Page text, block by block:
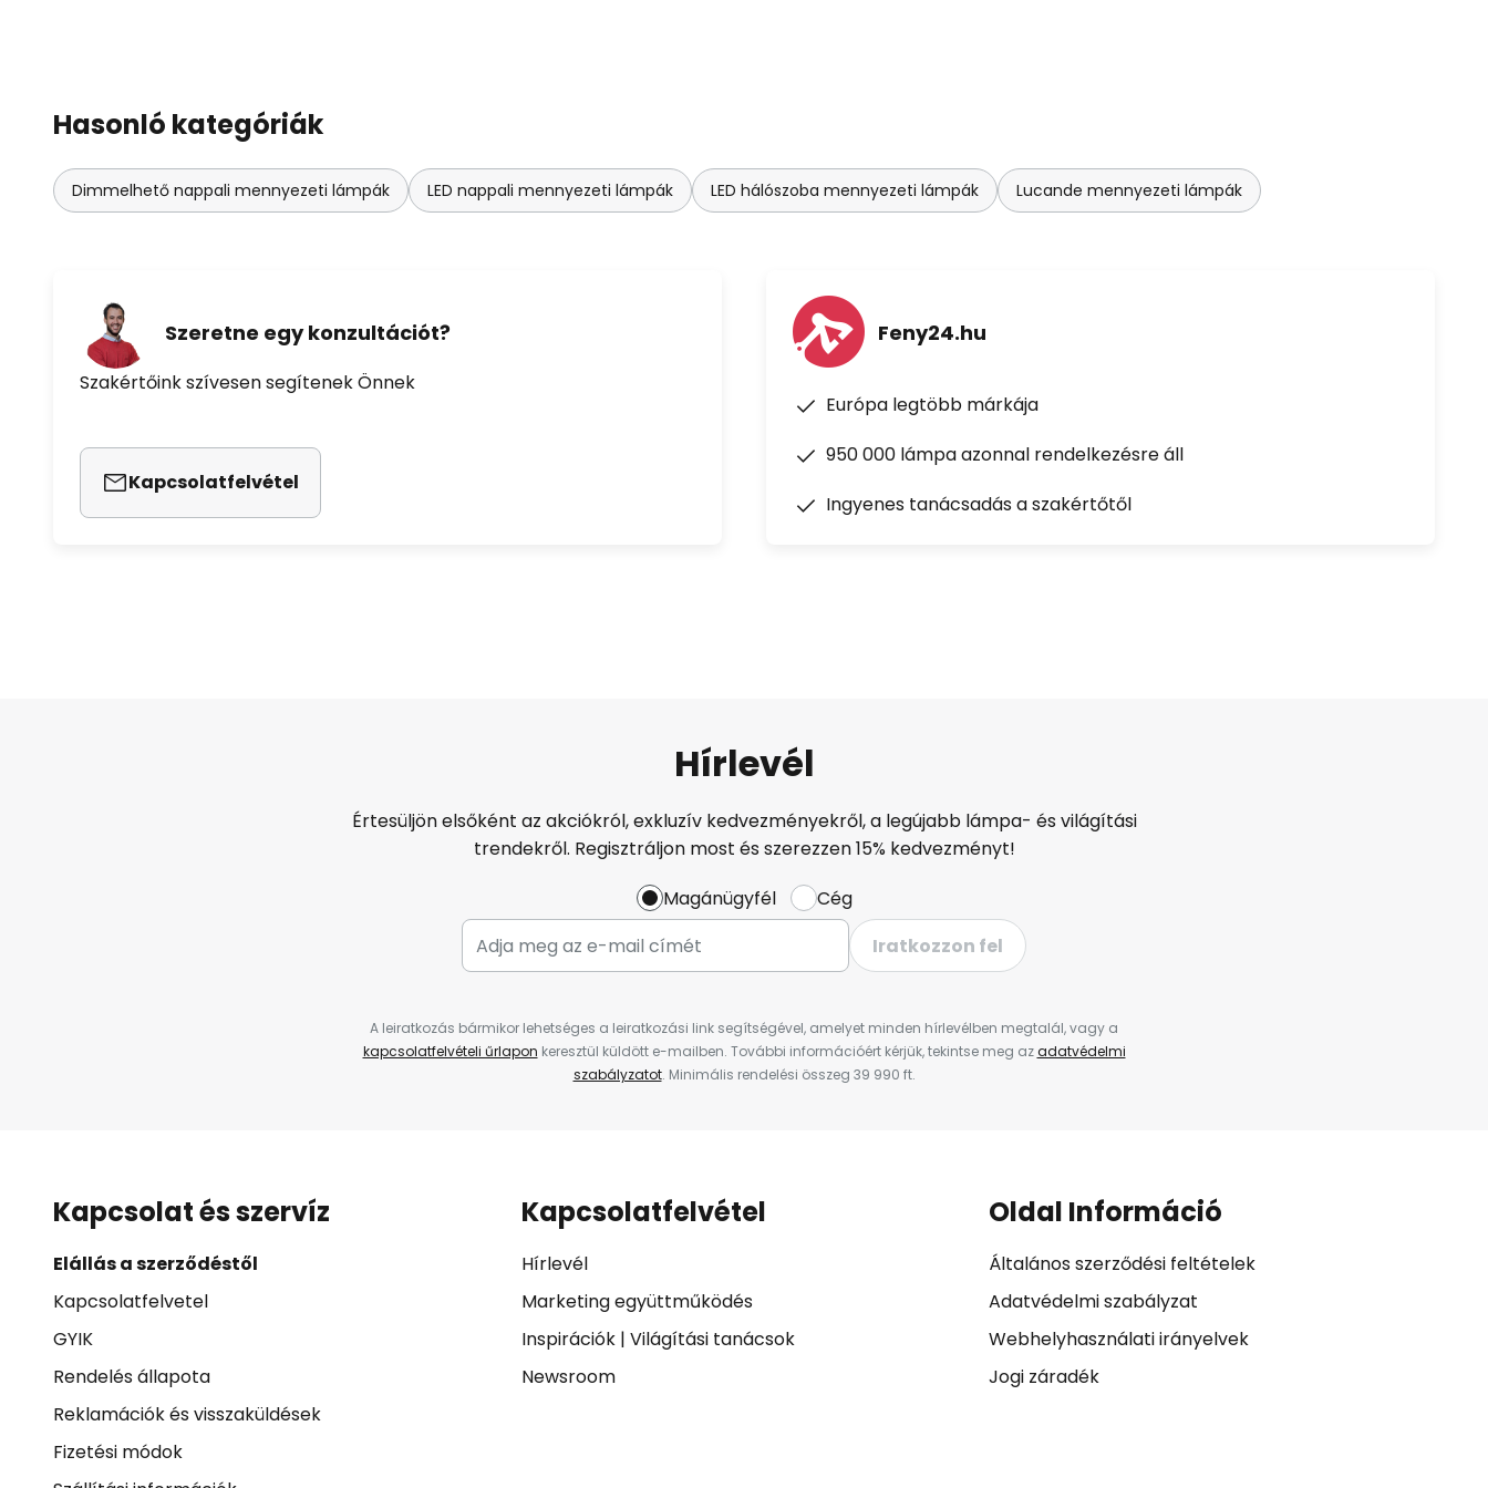
Hasonló kategóriák
Dimmelhető nappali mennyezeti lámpák LED nappali mennyezeti lámpák LED hálószoba mennyezeti lámpák Lucande mennyezeti lámpák
Szeretne egy konzultációt?
Szakértőink szívesen segítenek Önnek
Kapcsolatfelvétel
Feny24.hu
Európa legtöbb márkája
950 000 lámpa azonnal rendelkezésre áll
Ingyenes tanácsadás a szakértőtől
Hírlevél
Értesüljön elsőként az akciókról, exkluzív kedvezményekről, a legújabb lámpa- és világítási
trendekről. Regisztráljon most és szerezzen 15% kedvezményt!
Magánügyfél
Cég
Iratkozzon fel
A leiratkozás bármikor lehetséges a leiratkozási link segítségével, amelyet minden hírlevélben megtalál, vagy a
kapcsolatfelvételi űrlapon keresztül küldött e-mailben. További információért kérjük, tekintse meg azadatvédelmi
szabályzatot. Minimális rendelési összeg 39 990 ft.
Kapcsolat és szervíz
Elállás a szerződéstől
Kapcsolatfelvetel
GYIK
Rendelés állapota
Reklamációk és visszaküldések
Fizetési módok
Kapcsolatfelvétel
Hírlevél
Marketing együttműködés
Inspirációk| Világítási tanácsok
Newsroom
Oldal Információ
Általános szerződési feltételek
Adatvédelmi szabályzat
Webhelyhasználati irányelvek
Jogi záradék